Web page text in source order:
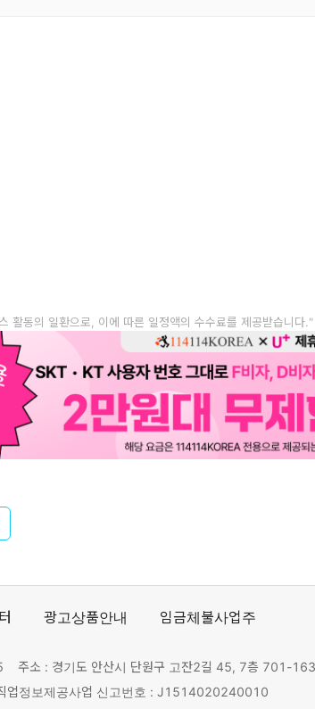
활동의 일환으로, 이에 따른 일정액의 수수료를 제공받습니다."
광고상품안내 임금체불사업주
주소 : 경기도 안산시 단원구 고잔2길 45, 7층 701-
업정보제공사업 신고번호 : J1514020240010